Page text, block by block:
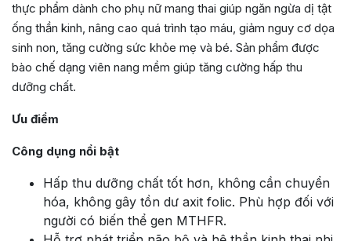
thực phẩm dành cho phụ nữ mang thai giúp ngăn ngừa dị tật
ống thần kinh, nâng cao quá trình tạo máu, giảm nguy cơ dọa
sinh non, tăng cường sức khỏe mẹ và bé. Sản phẩm được
bào chế dạng viên nang mềm giúp tăng cường hấp thu
dưỡng chất.
Ưu điểm
Công dụng nổi bật
Hấp thu dưỡng chất tốt hơn, không cần chuyển
hóa, không gây tồn dư axit folic. Phù hợp đối với
người có biến thể gen MTHFR.